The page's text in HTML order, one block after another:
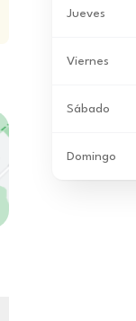
Jueves
Viernes
Sábado
Domingo